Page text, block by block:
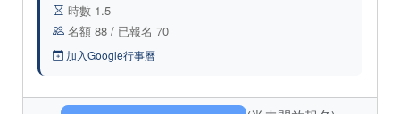
時數 1.5
名額 88 / 已報名 70
加入Google行事曆